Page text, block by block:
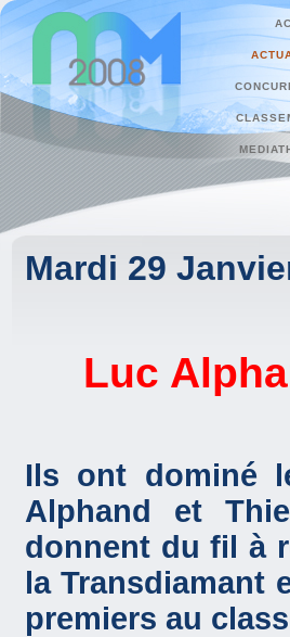
Mardi 29
Luc
Ils ont dominé
Alphand et
donnent du fil à
la Transdiamant
premiers au